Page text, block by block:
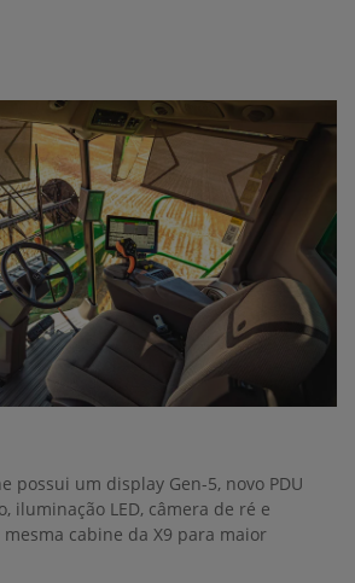
possui um display Gen-5, novo PDU
iluminação LED, câmera de ré e
cabine da X9 para maior